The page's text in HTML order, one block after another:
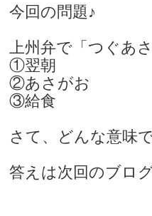
今回の問題♪
上州弁で「つぐあ
①翌朝
②あさがお
③給食
さて、どんな意味
答えは次回のブロ